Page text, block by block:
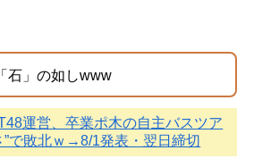
石」の如しwww
運営、卒業ポ木の自主バスツア
”で敗北ｗ→8/1発表・翌日締切